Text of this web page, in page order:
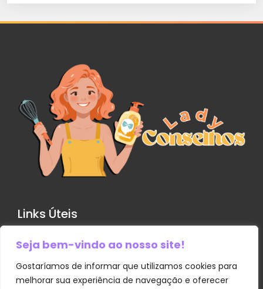
Seja bem-vindo ao nosso site!
Gostaríamos de informar que utilizamos cookies para
melhorar sua experiência de navegação e oferecer
Links Úteis
Contato
Política de Privacidade
Sobre Nós